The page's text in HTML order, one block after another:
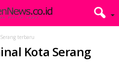
terbaru
Kota Serang